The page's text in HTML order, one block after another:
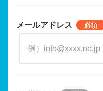
メールアドレス